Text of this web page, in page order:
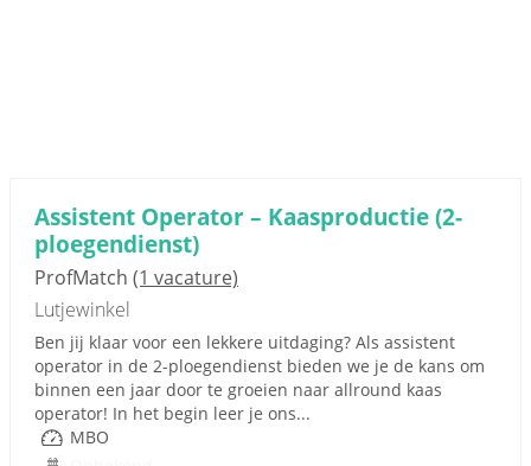
Assistent Operator – Kaasproductie (2-
ploegendienst)
ProfMatch (1 vacature)
Lutjewinkel
Ben jij klaar voor een lekkere uitdaging? Als assistent
operator in de 2-ploegendienst bieden we je de kans om
binnen een jaar door te groeien naar allround kaas
operator! In het begin leer je ons...
MBO